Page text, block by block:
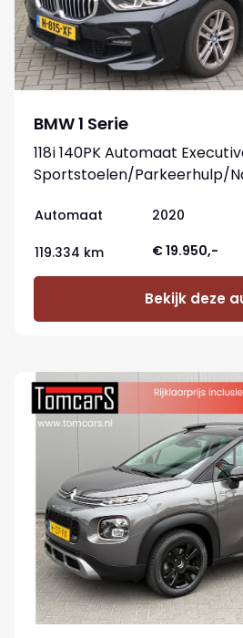
BMW 1 Serie
118i 140PK Automaat
Sportstoelen/Parkeerhulp/
Automaat 2020
119.334 km € 19.950,-
Bekijk deze